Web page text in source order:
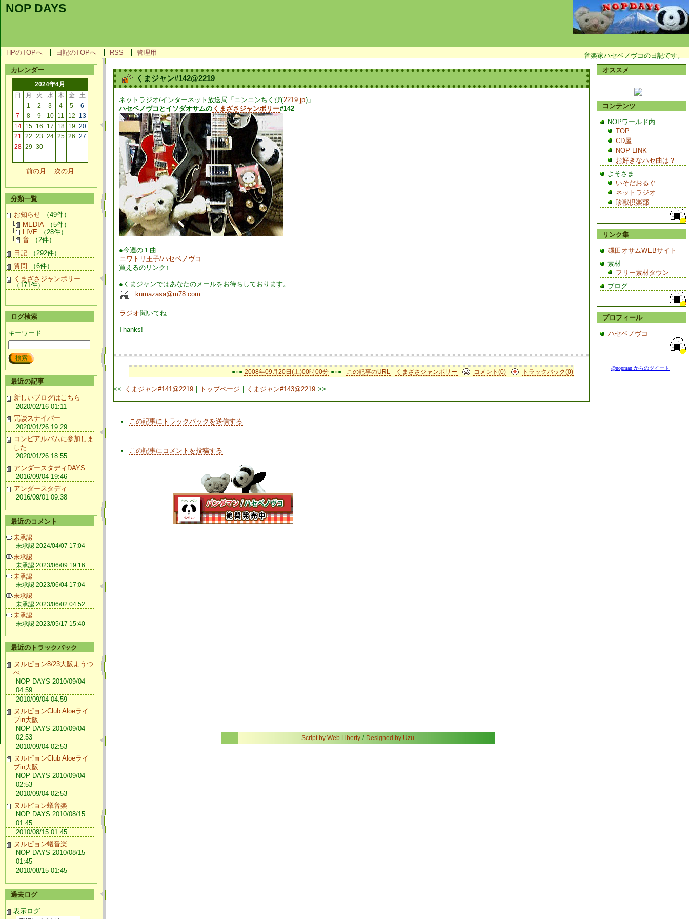
NOP DAYS
音楽家ハセベノヴコの日記です。
HPのTOPへ 日記のTOPへ RSS 管理用
くまジャン#142@2219
ネットラジオ/インターネット放送局「ニンニンちくび(2219.jp)」
ハセベノヴコとイソダオサムの くまざさジャンボリー#142
●今週の１曲
ニワトリ王子/ハセベノヴコ
買えるのリンク↑
●くまジャンではあなたのメールをお待ちしております。
kumazasa@m78.com
ラジオ 聞いてね
Thanks!
●○● 2008年09月20日(土)00時00分 ●○● この記事のURL くまざさジャンボリー コメント(0) トラックバック(0)
<< くまジャン#141@2219 トップページ くまジャン#143@2219 >>
この記事にトラックバックを送信する
この記事にコメントを投稿する
カレンダー
2024年4月
日
月 火 水 木 金
土
-
1 2 3 4 5
6
7
8 9 10 11 12
13
14
15 16 17 18 19 20
21 22 23 24 25 26 27
28 29 30 - - -
-
-
- - - - - -
前の月 次の月
分類一覧
お知らせ （49件）
MEDIA （5件）
LIVE
（28件）
音 （2件）
日記 （292件）
質問
（6件）
くまざさジャンボリー
（171件）
ログ検索
キーワード
最近の記事
新しいブログはこちら
2020/02/16 01:11
冗談スナイパー
2020/01/26 19:29
コンピアルバムに参加しま
した
2020/01/26 18:55
アンダースタディDAYS
2016/09/04 19:46
アンダースタディ
2016/09/01 09:38
最近のコメント
未承認
未承認 2024/04/07 17:04
未承認
未承認 2023/06/09 19:16
未承認
未承認 2023/06/04 17:04
未承認
未承認 2023/06/02 04:52
未承認
未承認 2023/05/17 15:40
最近のトラックバック
ヌルピョン8/23大阪ようつ
べ
NOP DAYS 2010/09/04
04:59
2010/09/04 04:59
ヌルピョンClub Aloeライ
ブin大阪
NOP DAYS 2010/09/04
02:53
2010/09/04 02:53
ヌルピョンClub Aloeライ
ブin大阪
NOP DAYS 2010/09/04
02:53
2010/09/04 02:53
ヌルピョン蟻音楽
NOP DAYS 2010/08/15
01:45
2010/08/15 01:45
ヌルピョン蟻音楽
NOP DAYS 2010/08/15
01:45
2010/08/15 01:45
過去ログ
表示ログ
オススメ
コンテンツ
NOPワールド内
TOP
CD屋
NOP LINK
お好きなハセ曲は？
よそさま
いそだおるぐ
ネットラジオ
珍獣倶楽部
リンク集
磯田オサムWEBサイト
素材
フリー素材タウン
ブログ
プロフィール
ハセベノヴコ
Script by Web Liberty / Designed by Uzu